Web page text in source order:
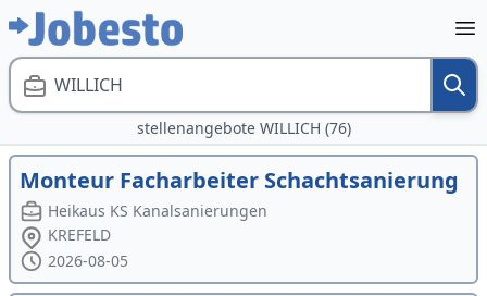
WILLICH
stellenangebote WILLICH (76)
Monteur Facharbeiter Schachtsanierung
Heikaus KS Kanalsanierungen
KREFELD
2026-08-05